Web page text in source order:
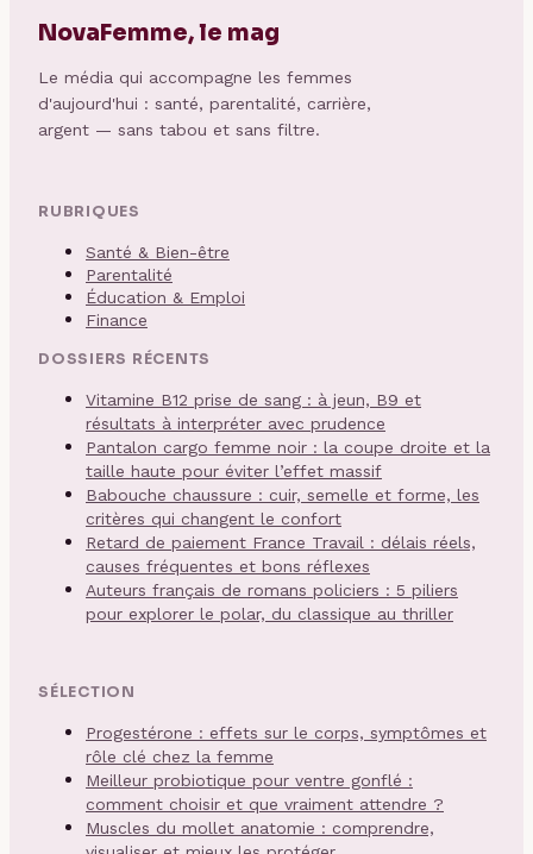
NovaFemme, le mag
Le média qui accompagne les femmes
d'aujourd'hui : santé, parentalité, carrière,
argent — sans tabou et sans filtre.
RUBRIQUES
Santé & Bien-être
Parentalité
Éducation & Emploi
Finance
DOSSIERS RÉCENTS
Vitamine B12 prise de sang : à jeun, B9 et
résultats à interpréter avec prudence
Pantalon cargo femme noir : la coupe droite et la
taille haute pour éviter l’effet massif
Babouche chaussure : cuir, semelle et forme, les
critères qui changent le confort
Retard de paiement France Travail : délais réels,
causes fréquentes et bons réflexes
Auteurs français de romans policiers : 5 piliers
pour explorer le polar, du classique au thriller
SÉLECTION
Progestérone : effets sur le corps, symptômes et
rôle clé chez la femme
Meilleur probiotique pour ventre gonflé :
comment choisir et que vraiment attendre ?
Muscles du mollet anatomie : comprendre,